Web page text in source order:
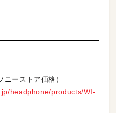
ニーストア価格）
headphone/products/WI-